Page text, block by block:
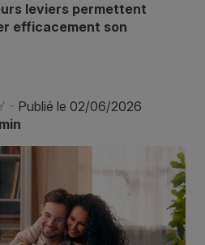
leviers permettent
efficacement son
- Publié le 02/06/2026